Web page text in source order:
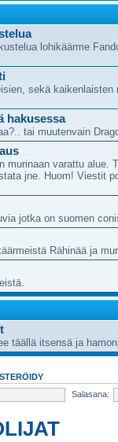
lohikäärme
sekä
hakusessa
tai muutenvain
murinaan varattu alue.
jne. Huom! Viestit
jotka on suomen
Rähinää ja
täällä itsensä ja
Salasana: